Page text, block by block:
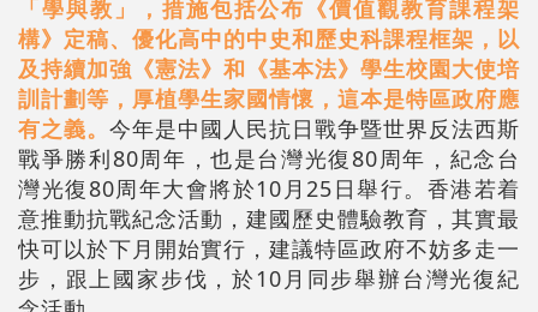
「學與教」，措施包括公布《價值觀教育課程架
構》定稿、優化高中的中史和歷史科課程框架，以
及持續加強《憲法》和《基本法》學生校園大使培
訓計劃等，厚植學生家國情懷，這本是特區政府應
有之義。 今年是中國人民抗日戰争暨世界反法西斯
戰爭勝利80周年，也是台灣光復80周年，紀念台
灣光復80周年大會將於10月25日舉行。香港若着
意推動抗戰紀念活動，建國歷史體驗教育，其實最
快可以於下月開始實行，建議特區政府不妨多走一
步，跟上國家步伐，於10月同步舉辦台灣光復紀